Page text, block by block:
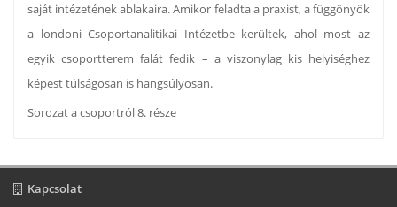
saját intézetének ablakaira. Amikor feladta a praxist, a függönyök
a londoni Csoportanalitikai Intézetbe kerültek, ahol most az
egyik csoportterem falát fedik – a viszonylag kis helyiséghez
képest túlságosan is hangsúlyosan.
Sorozat a csoportról 8. része
Kapcsolat